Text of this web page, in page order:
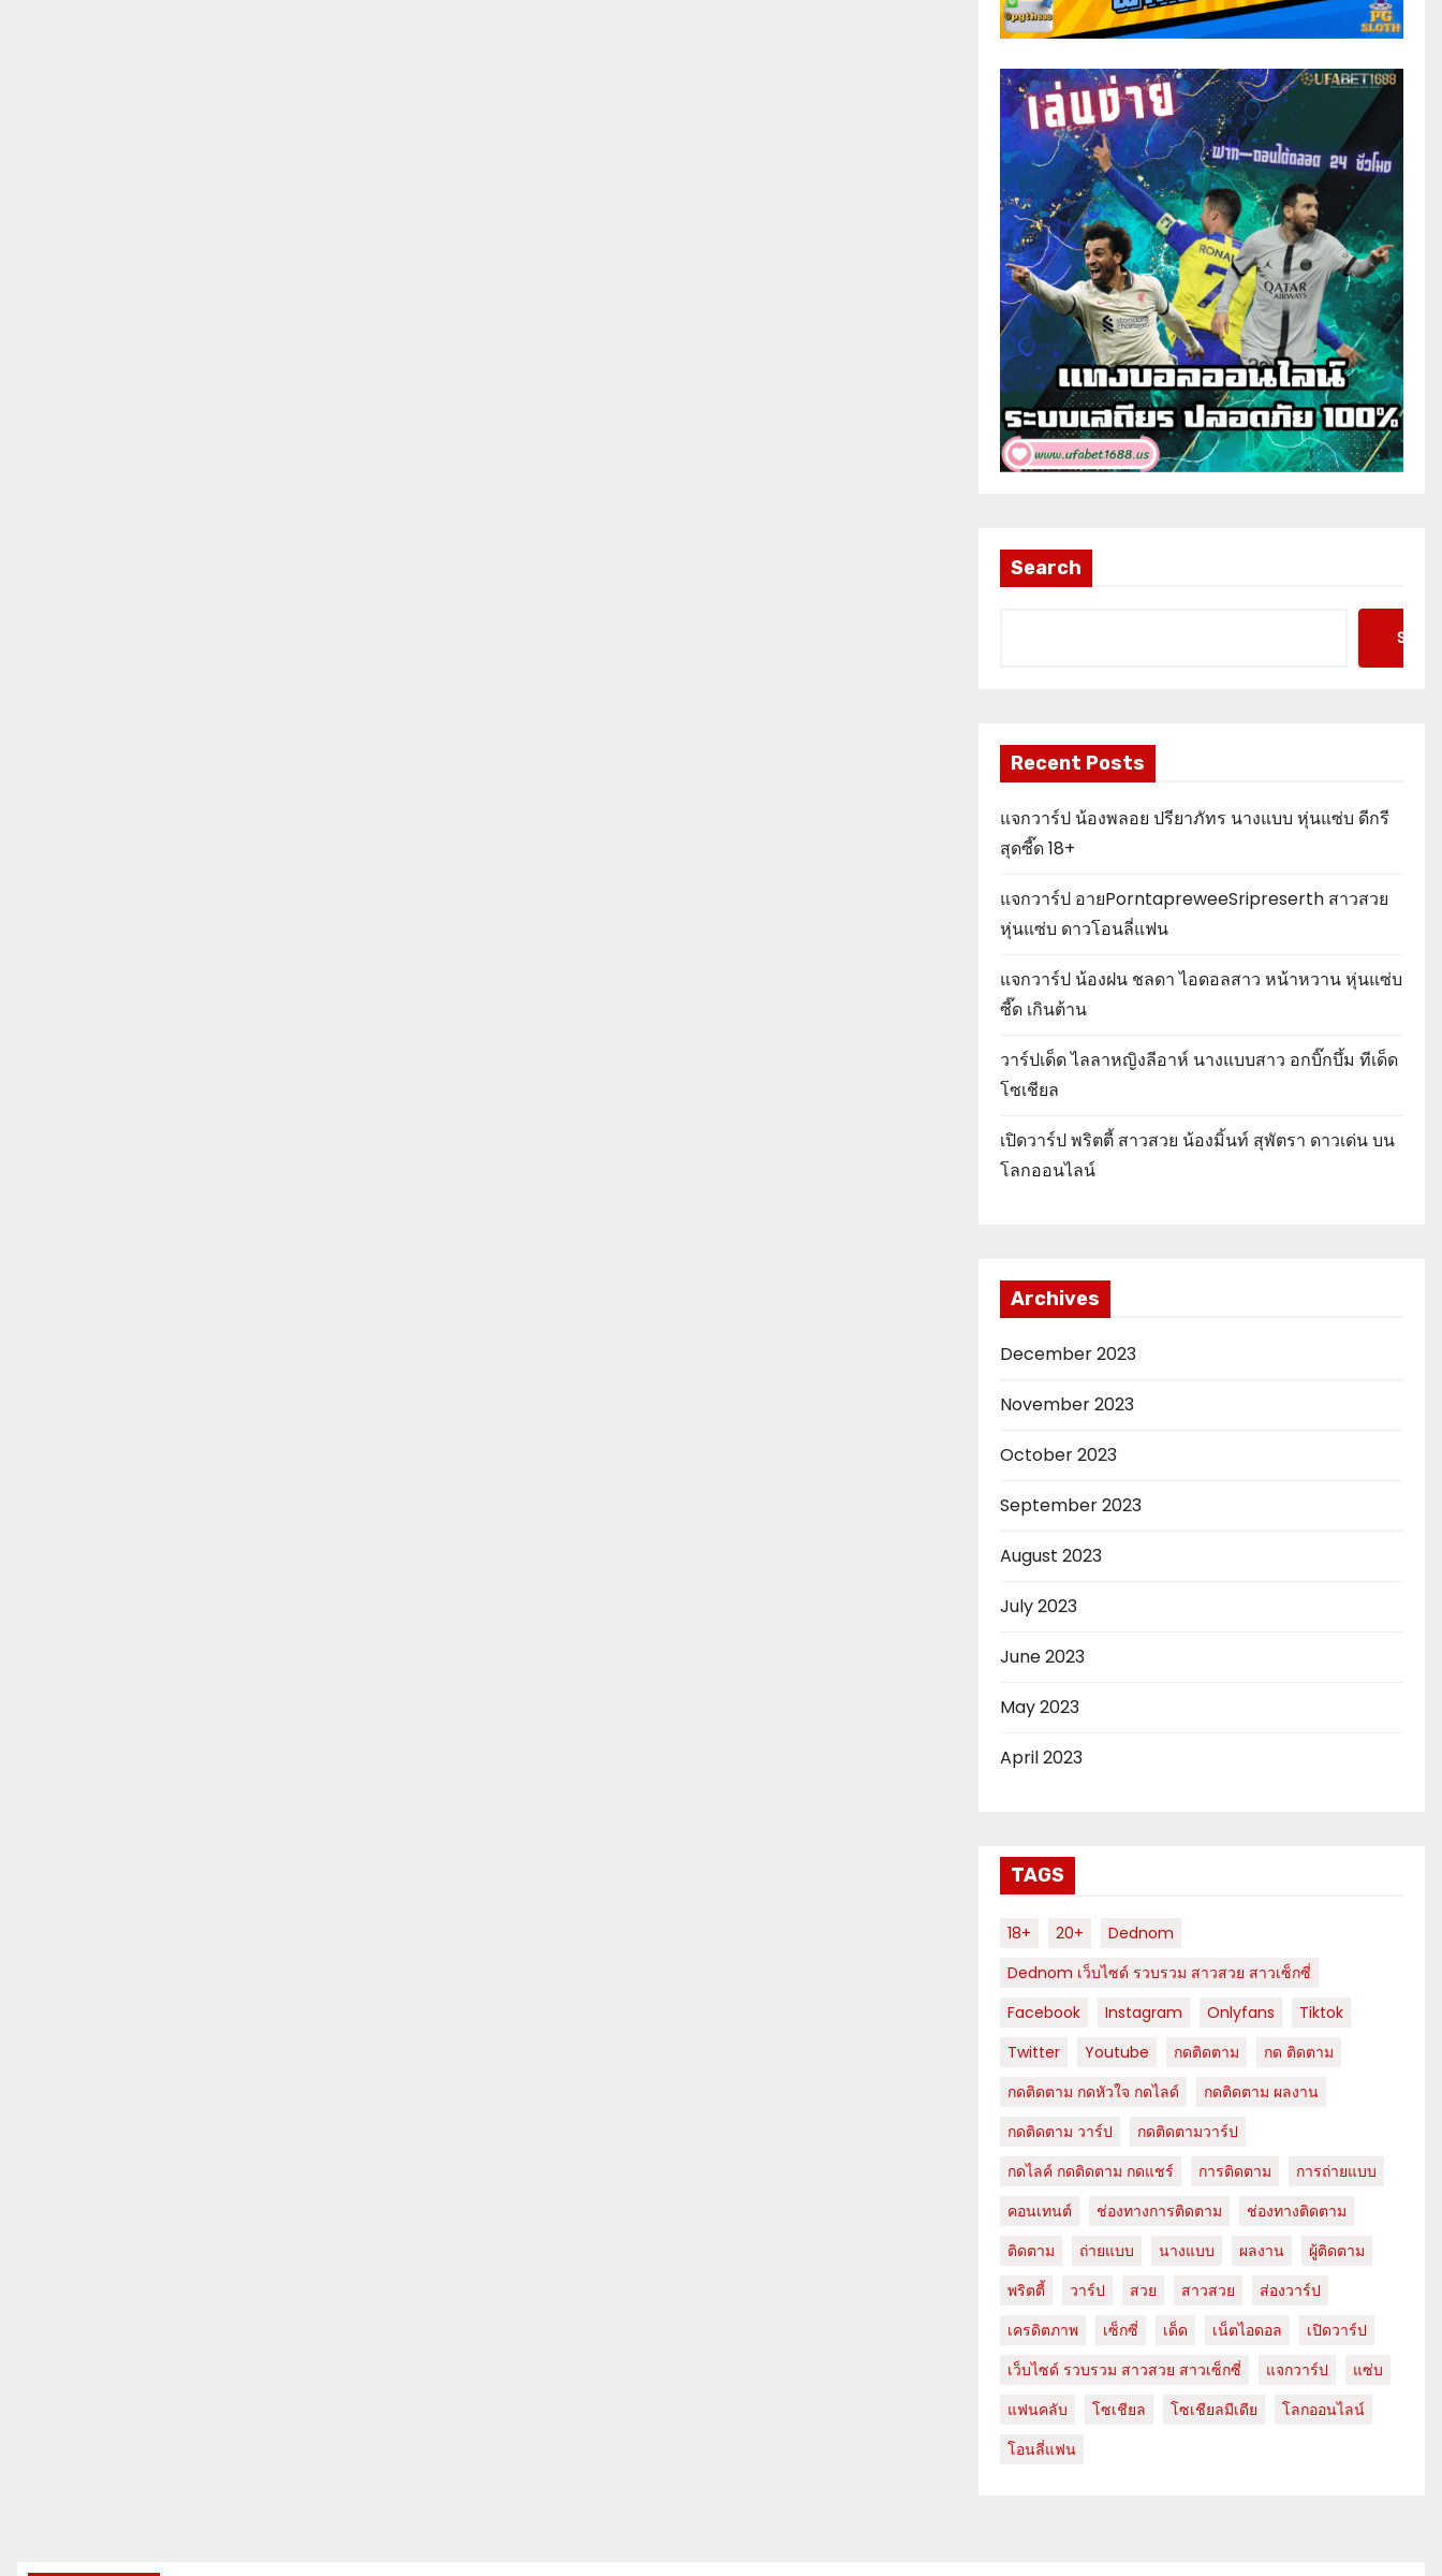
Search
Recent Posts
แจกวาร์ป น้องพลอย ปรียาภัทร นางแบบ หุ่นแซ่บ ดีกรี
สุดซี๊ด 18+
แจกวาร์ป อายPorntapreweeSripreserth สาวสวย
หุ่นแซ่บ ดาวโอนลี่แฟน
แจกวาร์ป น้องฝน ชลดา ไอดอลสาว หน้าหวาน หุ่นแซ่บ
ซี๊ด เกินต้าน
วาร์ปเด็ด ไลลาหญิงลีอาห์ นางแบบสาว อกบิ๊กบึ้ม ทีเด็ด
โซเชียล
เปิดวาร์ป พริตตี้ สาวสวย น้องมิ้นท์ สุพัตรา ดาวเด่น บน
โลกออนไลน์
Archives
December 2023
November 2023
October 2023
September 2023
August 2023
July 2023
June 2023
May 2023
April 2023
TAGS
18+ 20+
Dednom
Dednom เว็บไซด์ รวบรวม สาวสวย สาวเซ็กซี่
Facebook
Instagram Onlyfans
Tiktok
Twitter
Youtube กดติดตาม
กด ติดตาม
กดติดตาม กดหัวใจ กดไลด์
กดติดตาม ผลงาน
กดติดตาม วาร์ป
กดติดตามวาร์ป
กดไลค์ กดติดตาม กดแชร์
การติดตาม
การถ่ายแบบ
คอนเทนต์
ช่องทางการติดตาม
ช่องทางติดตาม
ติดตาม
ถ่ายแบบ นางแบบ ผลงาน
ผู้ติดตาม
พริตตี้
วาร์ป สวย สาวสวย
ส่องวาร์ป
เครดิตภาพ
เซ็กซี่ เด็ด เน็ตไอดอล
เปิดวาร์ป
เว็บไซด์ รวบรวม สาวสวย สาวเซ็กซี่
แจกวาร์ป
แซ่บ
แฟนคลับ
โซเชียล โซเชียลมีเดีย
โลกออนไลน์
โอนลี่แฟน